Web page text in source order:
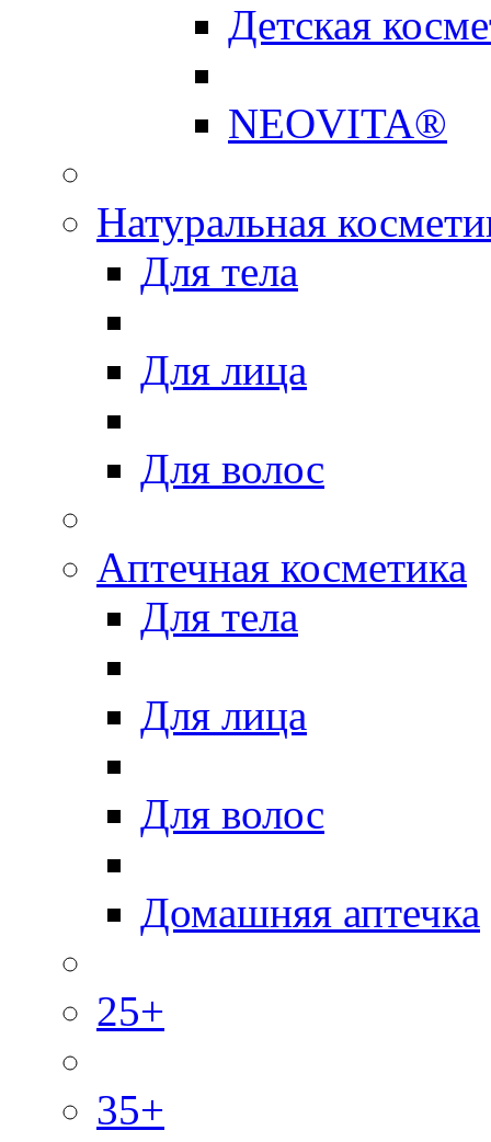
Детская
NEOVITA®
Натуральная
Для тела
Для лица
Для волос
Аптечная косметика
Для тела
Для лица
Для волос
Домашняя аптечка
25+
35+